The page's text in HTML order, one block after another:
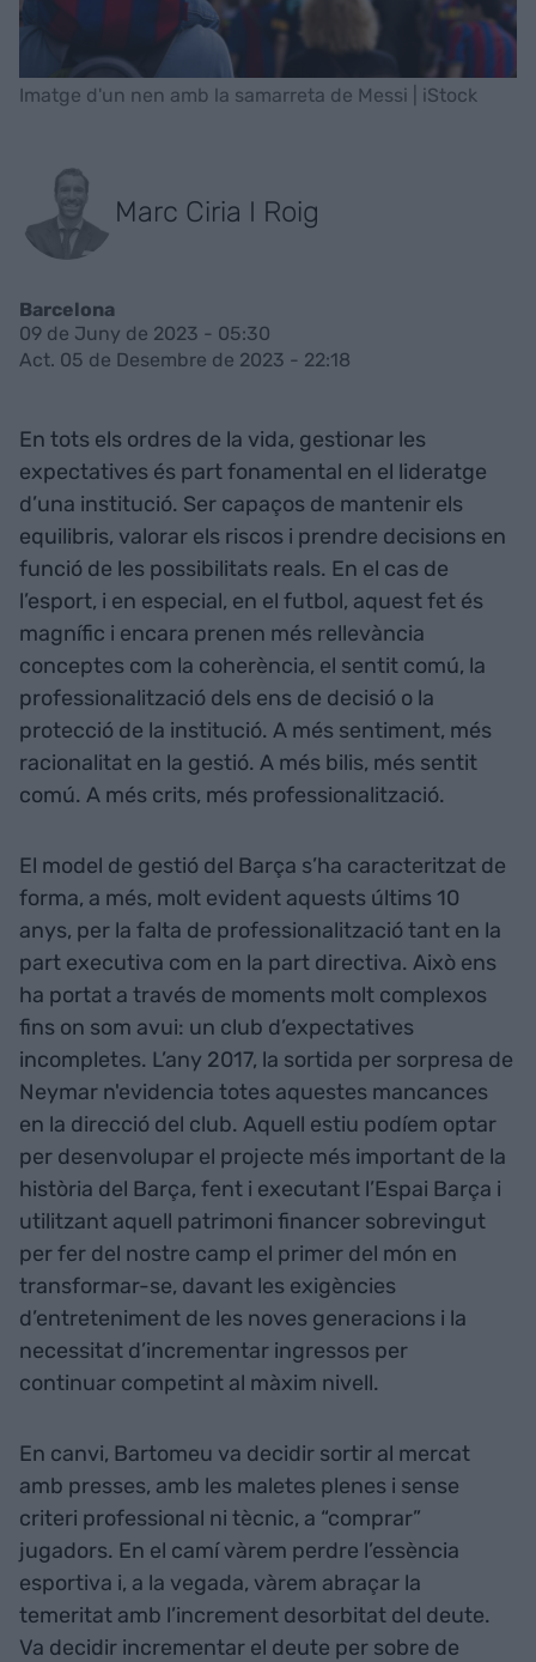
Imatge d'un nen amb la samarreta de Messi | iStock
Marc Ciria I Roig
Barcelona
09 de Juny de 2023 - 05:30
Act. 05 de Desembre de 2023 - 22:18
En tots els ordres de la vida, gestionar les
expectatives és part fonamental en el lideratge
d’una institució. Ser capaços de mantenir els
equilibris, valorar els riscos i prendre decisions en
funció de les possibilitats reals. En el cas de
l’esport, i en especial, en el futbol, aquest fet és
magnífic i encara prenen més rellevància
conceptes com la coherència, el sentit comú, la
professionalització dels ens de decisió o la
protecció de la institució. A més sentiment, més
racionalitat en la gestió. A més bilis, més sentit
comú. A més crits, més professionalització.
El model de gestió del Barça s’ha caracteritzat de
forma, a més, molt evident aquests últims 10
anys, per la falta de professionalització tant en la
part executiva com en la part directiva. Això ens
ha portat a través de moments molt complexos
fins on som avui: un club d’expectatives
incompletes. L’any 2017, la sortida per sorpresa de
Neymar n'evidencia totes aquestes mancances
en la direcció del club. Aquell estiu podíem optar
per desenvolupar el projecte més important de la
història del Barça, fent i executant l’Espai Barça i
utilitzant aquell patrimoni financer sobrevingut
per fer del nostre camp el primer del món en
transformar-se, davant les exigències
d’entreteniment de les noves generacions i la
necessitat d’incrementar ingressos per
continuar competint al màxim nivell.
En canvi, Bartomeu va decidir sortir al mercat
amb presses, amb les maletes plenes i sense
criteri professional ni tècnic, a “comprar”
jugadors. En el camí vàrem perdre l’essència
esportiva i, a la vegada, vàrem abraçar la
temeritat amb l’increment desorbitat del deute.
Va decidir incrementar el deute per sobre de